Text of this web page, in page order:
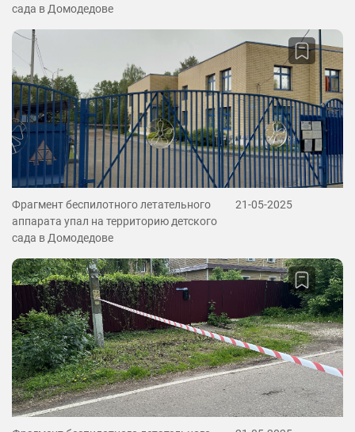
сада в Домодедове
Фрагмент беспилотного летательного
аппарата упал на территорию детского
сада в Домодедове
21-05-2025